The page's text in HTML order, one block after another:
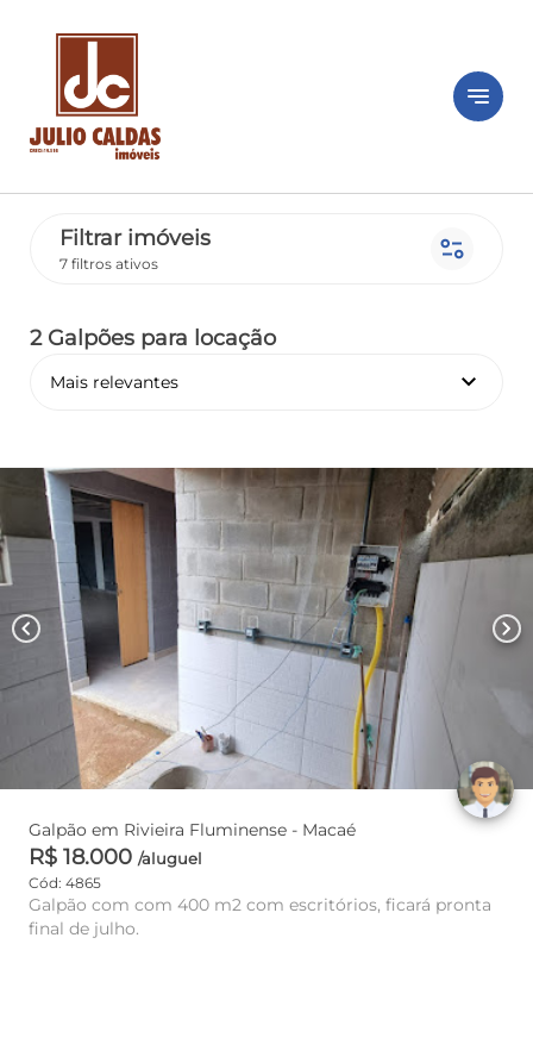
notes
Filtrar imóveis
7 filtros ativos page_info
2 Galpões para locação
Mais relevantes keyboard_arrow_down
chevron_left chevron_right
Galpão em Rivieira Fluminense - Macaé
R$ 18.000 /aluguel
Cód: 4865
Galpão com com 400 m2 com escritórios, ficará pronta
final de julho.